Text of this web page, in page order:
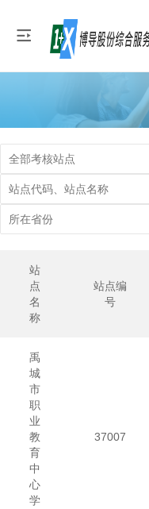
站
点
名
称
站点编
号
禹
城
市
职
业
教
育
中
心
学
37007